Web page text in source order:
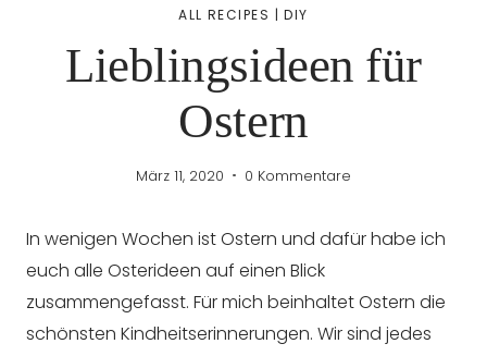
ALL RECIPES |DIY
Lieblingsideen für
Ostern
März 11, 2020 0 Kommentare
In wenigen Wochen ist Ostern und dafür habe ich
euch alle Osterideen auf einen Blick
zusammengefasst. Für mich beinhaltet Ostern die
schönsten Kindheitserinnerungen. Wir sind jedes